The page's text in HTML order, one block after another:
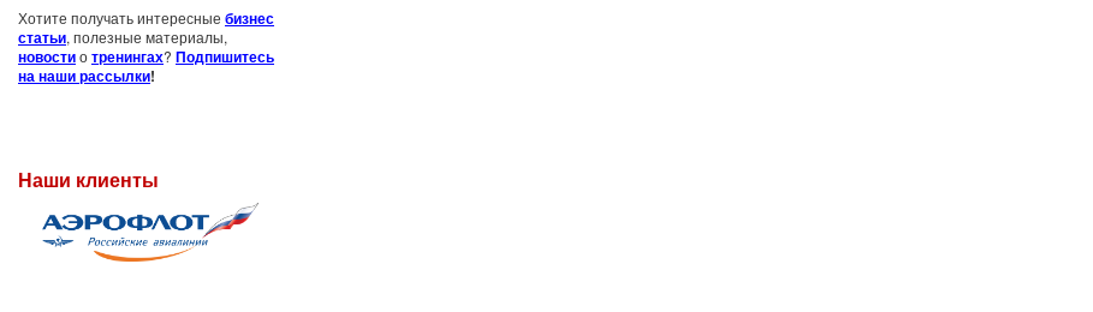
Хотите получать интересные бизнес
статьи, полезные материалы,
новостиотренингах? Подпишитесь
на наши рассылки!
Наши клиенты